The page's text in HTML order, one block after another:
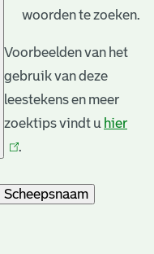
woorden te zoeken.
Voorbeelden van het
gebruik van deze
leestekens en meer
zoektips vindt u hier
.
Scheepsnaam